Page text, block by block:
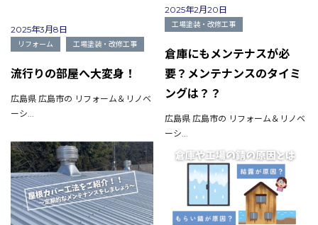
リフォームの流れ
リフォームQ&A
お問い合わせ
お電話でお気軽にお問い合わせください
082-291-9400
営業時間10：00～18：00（日祝除く）
まずはメールでご相談
2025年3月8日
リフォーム 工場塗装・改修工事
流行りの部屋へ大変身！
広島県 広島市の リフォーム＆リノベ
ーシ...
2025年2月20日
工場塗装・改修工事
倉庫にもメンテナスが必
要？メンテナンスのタイミ
ングは？？
広島県 広島市の リフォーム＆リノベ
ーシ...